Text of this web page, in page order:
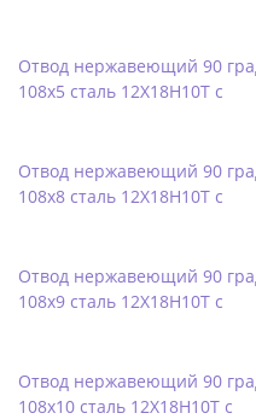
Отвод нержавеющий 90
108х5 сталь 12Х18Н10Т с
Отвод нержавеющий 90
108х8 сталь 12Х18Н10Т с
Отвод нержавеющий 90
108х9 сталь 12Х18Н10Т с
Отвод нержавеющий 90
108х10 сталь 12Х18Н10Т с